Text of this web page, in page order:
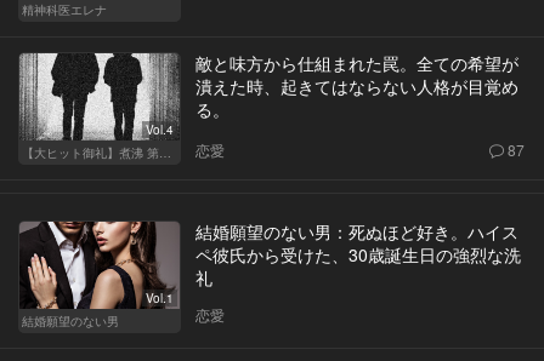
精神科医エレナ
Vol.4
【大ヒット御礼】煮沸 第二章
敵と味方から仕組まれた罠。全ての希望が
潰えた時、起きてはならない人格が目覚め
る。
恋愛 87
Vol.1
結婚願望のない男
結婚願望のない男：死ぬほど好き。ハイス
ペ彼氏から受けた、30歳誕生日の強烈な洗
礼
恋愛